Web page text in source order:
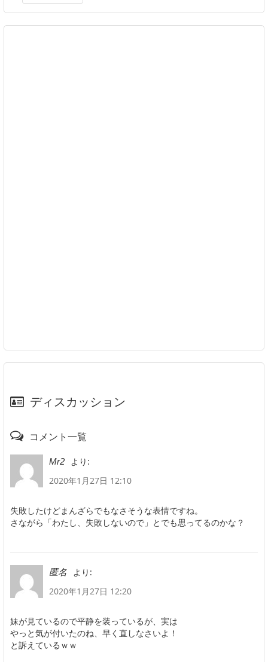
ディスカッション
コメント一覧
Mr2
より:
2020年1月27日 12:10
失敗したけどまんざらでもなさそうな表情ですね。
さながら「わたし、失敗しないので」とでも思ってるのかな？
匿名
より:
2020年1月27日 12:20
妹が見ているので平静を装っているが、実は
やっと気が付いたのね、早く直しなさいよ！
と訴えているｗｗ